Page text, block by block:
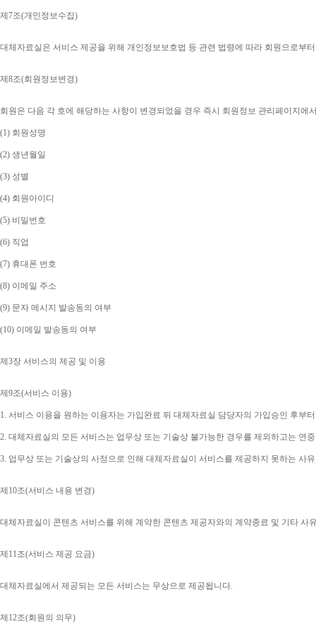
제 7조(개인정보수집)
대체자료실은 서비스 제공을 위해 개인정보보호법 등 관련 법령에 따라 회원으로부
제 8조(회원정보변경)
회원은 다음 각 호에 해당하는 사항이 변경되었을 경우 즉시 회원정보 관리페이지에
(1) 회원성명
(2) 생년월일
(3) 성별
(4) 회원아이디
(5) 비밀번호
(6) 직업
(7) 휴대폰 번호
(8) 이메일 주소
(9) 문자 메시지 발송동의 여부
(10) 이메일 발송동의 여부
제 3장 서비스의 제공 및 이용
제 9조(서비스 이용)
1. 서비스 이용을 원하는 이용자는 가입완료 뒤 대체자료실 담당자의 가입승인 후부
2. 대체자료실의 모든 서비스는 업무상 또는 기술상 불가능한 경우를 제외하고는 연
3. 업무상 또는 기술상의 사정으로 인해 대체자료실이 서비스를 제공하지 못하는 사
제 10조(서비스 내용 변경)
대체자료실이 콘텐츠 서비스를 위해 계약한 콘텐츠 제공자와의 계약종료 및 기타
제 11조(서비스 제공 요금)
대체자료실에서 제공되는 모든 서비스는 무상으로 제공됩니다.
제 12조(회원의 의무)